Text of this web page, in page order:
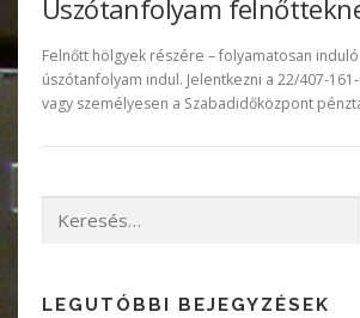
Úszótanfolyam
Felnőtt hölgyek részére – folyamatosan
úszótanfolyam indul. Jelentkezni a 22/407-
vagy személyesen a Szabadidőközpont
LEGUTÓBBI BEJEGYZÉSEK